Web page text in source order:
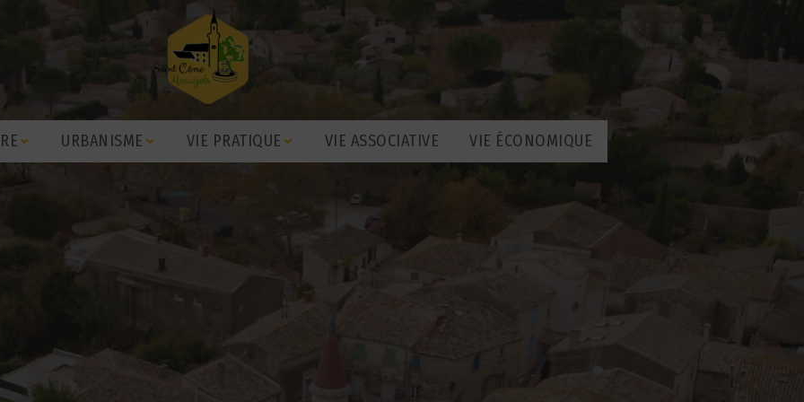
URBANISME VIE PRATIQUE VIE ASSOCIATIVE VIE ÉCONOMIQUE